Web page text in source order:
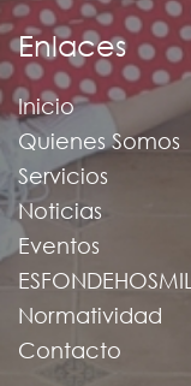
Enlaces
Inicio
Quienes Somos
Servicios
Noticias
Eventos
Normatividad
Contacto